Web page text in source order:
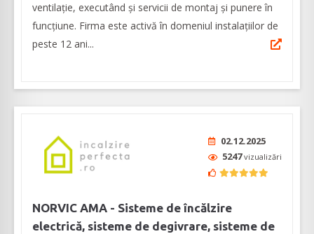
ventilație, executând şi servicii de montaj și punere în
funcțiune. Firma este activă în domeniul instalațiilor de
peste 12 ani...
02.12.2025
5247vizualizări
NORVIC AMA - Sisteme de încălzire
electrică, sisteme de degivrare, sisteme de